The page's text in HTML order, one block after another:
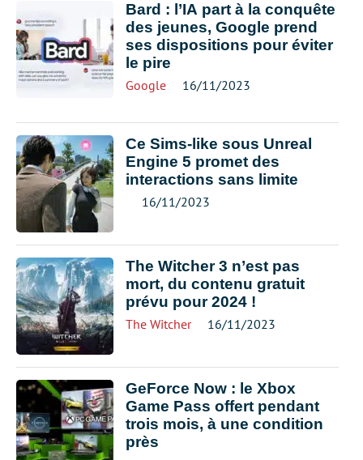
Bard : l’IA part à la conquête
des jeunes, Google prend
ses dispositions pour éviter
le pire
Google 16/11/2023
Ce Sims-like sous Unreal
Engine 5 promet des
interactions sans limite
16/11/2023
The Witcher 3 n’est pas
mort, du contenu gratuit
prévu pour 2024 !
The Witcher 16/11/2023
GeForce Now : le Xbox
Game Pass offert pendant
trois mois, à une condition
près